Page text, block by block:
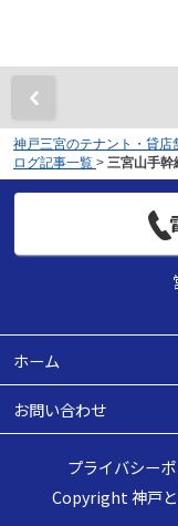
神戸三宮のテナント・貸
ログ記事一覧 > 三宮山手幹
ホーム
お問い合わせ
プライバシー
Copyright 神戸